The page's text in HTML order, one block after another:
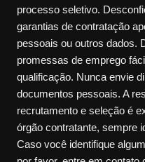
processo seletivo.
garantias de contratação
pessoais ou outros dados.
promessas de emprego
qualificação. Nunca envie
documentos pessoais. A
recrutamento e seleção é
órgão contratante, sempre
Caso você identifique